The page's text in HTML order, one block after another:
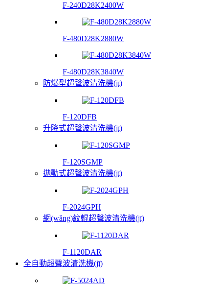
F-240D28K2400W
F-480D28K2880W
F-480D28K3840W
防爆型超聲波清洗機(jī)
F-120DFB
升降式超聲波清洗機(jī)
F-120SGMP
拋動式超聲波清洗機(jī)
F-2024GPH
網(wǎng)紋輥超聲波清洗機(jī)
F-1120DAR
全自動超聲波清洗機(jī)